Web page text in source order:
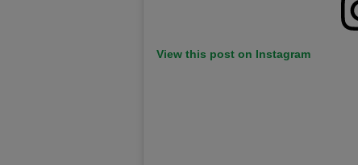
View this post on Instagram